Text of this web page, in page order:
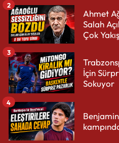
Ahmet
Salah
Çok
2
İçin
Sokuyor
3
4